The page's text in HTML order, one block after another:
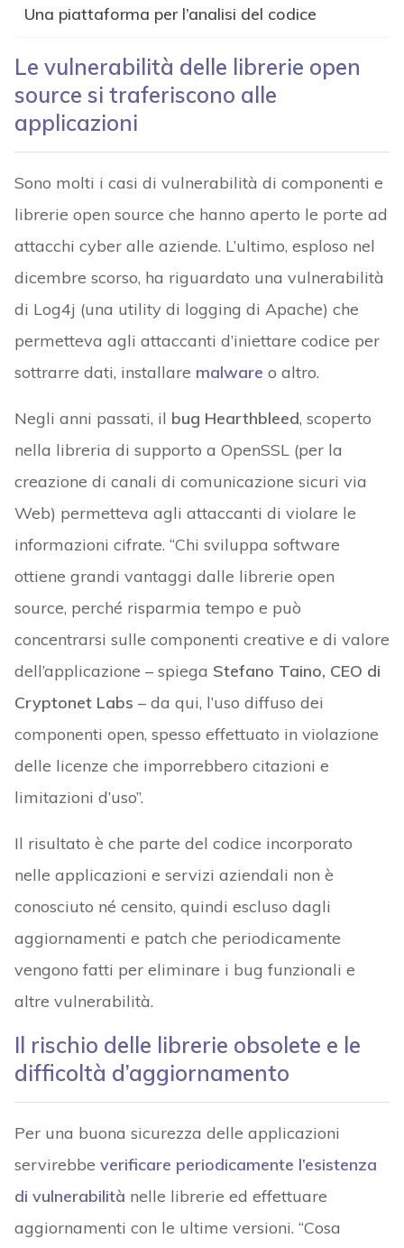
Una piattaforma per l’analisi del codice
Le vulnerabilità delle librerie open
source si traferiscono alle
applicazioni
Sono molti i casi di vulnerabilità di componenti e
librerie open source che hanno aperto le porte ad
attacchi cyber alle aziende. L’ultimo, esploso nel
dicembre scorso, ha riguardato una vulnerabilità
di Log4j (una utility di logging di Apache) che
permetteva agli attaccanti d’iniettare codice per
sottrarre dati, installare malware o altro.
Negli anni passati, il bug Hearthbleed, scoperto
nella libreria di supporto a OpenSSL (per la
creazione di canali di comunicazione sicuri via
Web) permetteva agli attaccanti di violare le
informazioni cifrate. “Chi sviluppa software
ottiene grandi vantaggi dalle librerie open
source, perché risparmia tempo e può
concentrarsi sulle componenti creative e di valore
dell’applicazione – spiega Stefano Taino, CEO di
Cryptonet Labs – da qui, l’uso diffuso dei
componenti open, spesso effettuato in violazione
delle licenze che imporrebbero citazioni e
limitazioni d’uso”.
Il risultato è che parte del codice incorporato
nelle applicazioni e servizi aziendali non è
conosciuto né censito, quindi escluso dagli
aggiornamenti e patch che periodicamente
vengono fatti per eliminare i bug funzionali e
altre vulnerabilità.
Il rischio delle librerie obsolete e le
difficoltà d’aggiornamento
Per una buona sicurezza delle applicazioni
servirebbe verificare periodicamente l’esistenza
di vulnerabilità nelle librerie ed effettuare
aggiornamenti con le ultime versioni. “Cosa